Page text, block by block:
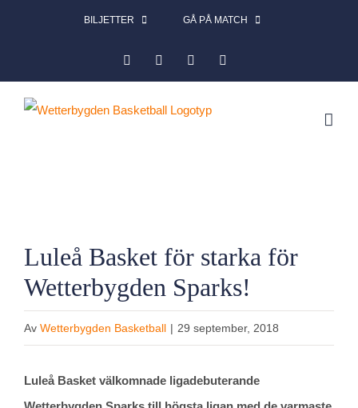
BILJETTER GÅ PÅ MATCH
FacebookInstagram
större
bild
Luleå Basket för starka för
Wetterbygden Sparks!
Av Wetterbygden Basketball | 29 september, 2018
Luleå Basket välkomnade ligadebuterande